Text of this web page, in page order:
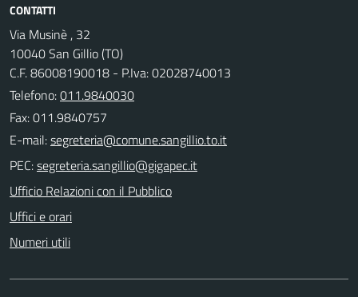
CONTATTI
Via Musinè , 32
10040 San Gillio (TO)
C.F. 86008190018 - P.Iva: 02028740013
Telefono:011.9840030
Fax: 011.9840757
E-mail:
PEC:
Ufficio Relazioni con il Pubblico
Uffici e orari
Numeri utili